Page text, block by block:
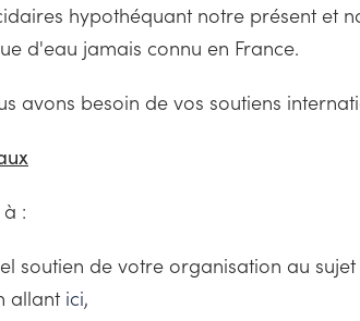
hypothéquant notre présent et
d'eau jamais connu en France.
avons besoin de vos soutiens
:
soutien de votre organisation au
allant ici,